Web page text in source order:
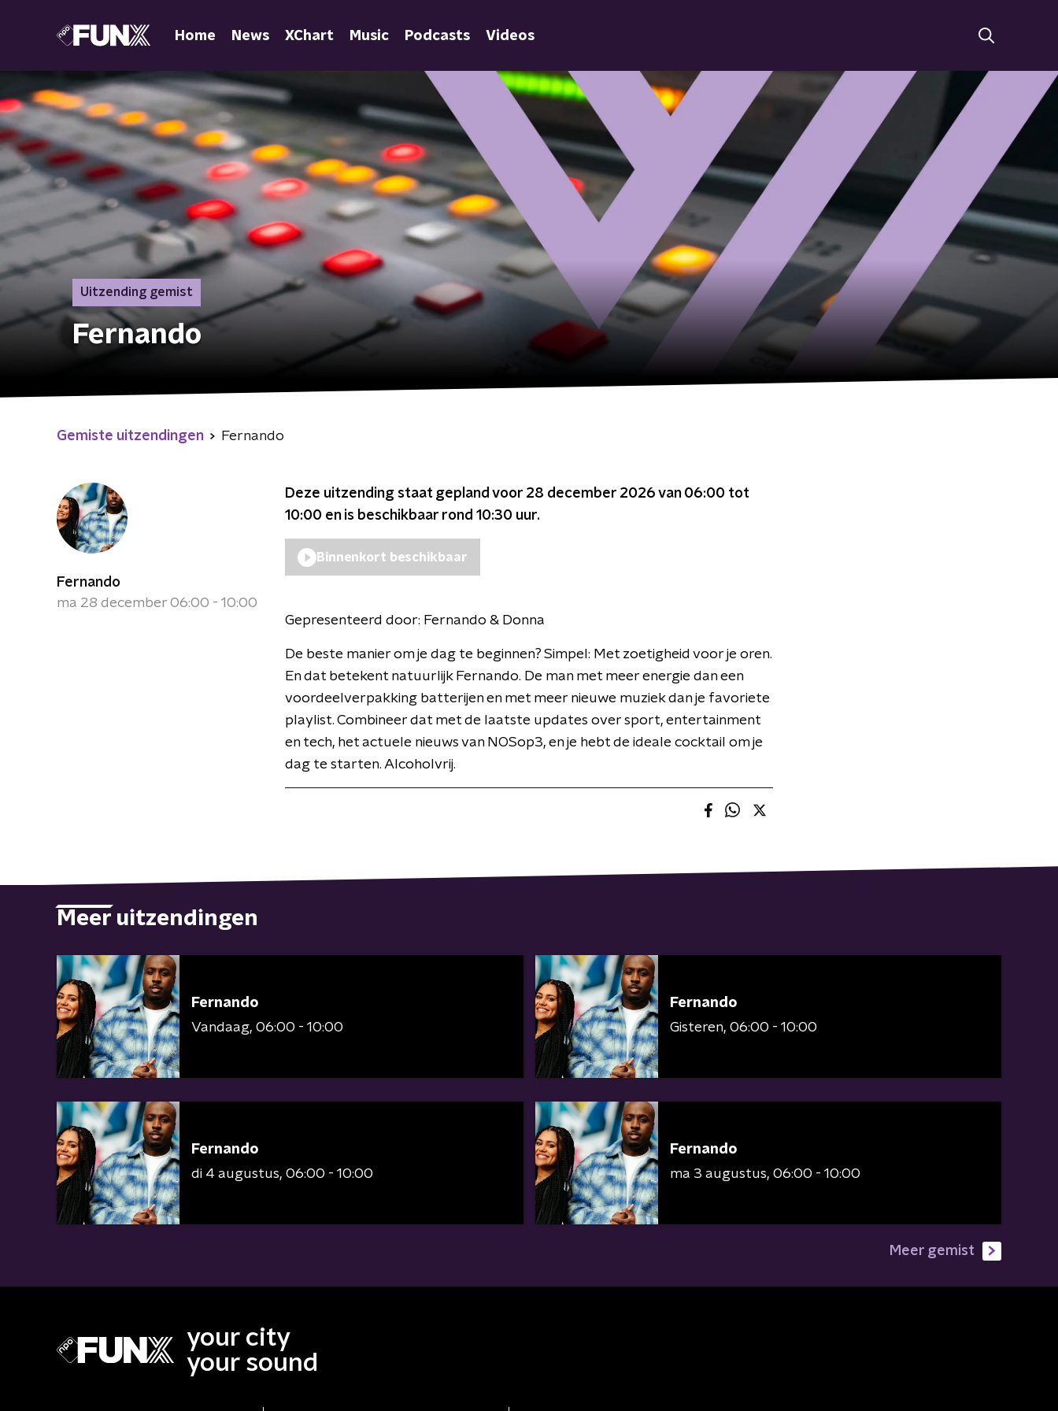
Home News XChart Music Podcasts Videos
Uitzending gemist
Fernando
Gemiste uitzendingen Fernando
Fernando
ma 28 december 06:00 - 10:00
Deze uitzending staat gepland voor 28 december 2026 van 06:00 tot
10:00 en is beschikbaar rond 10:30 uur.
Binnenkort beschikbaar
Gepresenteerd door: Fernando & Donna
De beste manier om je dag te beginnen? Simpel: Met zoetigheid voor je oren.
En dat betekent natuurlijk Fernando. De man met meer energie dan een
voordeelverpakking batterijen en met meer nieuwe muziek dan je favoriete
playlist. Combineer dat met de laatste updates over sport, entertainment
en tech, het actuele nieuws van NOSop3, en je hebt de ideale cocktail om je
dag te starten. Alcoholvrij.
Meer uitzendingen
Fernando
Vandaag 06:00 - 10:00
Fernando
Gisteren 06:00 - 10:00
Fernando
di 4 augustus 06:00 - 10:00
Fernando
ma 3 augustus 06:00 - 10:00
Meer gemist
your city
your sound